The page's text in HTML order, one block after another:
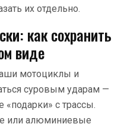
их отдельно.
как сохранить
виде
мотоциклы и
суровым ударам —
«подарки» с трассы.
или алюминиевые